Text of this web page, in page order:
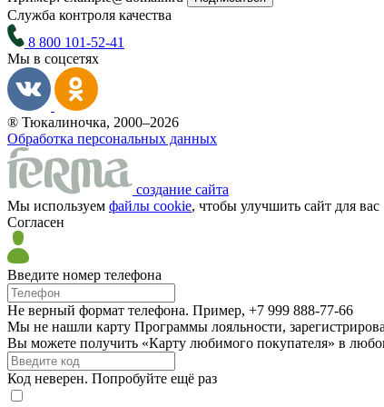
Служба контроля качества
8 800 101-52-41
Мы в соцсетях
® Тюкалиночка, 2000–2026
Обработка персональных данных
создание сайта
Мы используем файлы cookie, чтобы улучшить сайт для вас
Согласен
Введите номер телефона
Не верный формат телефона. Пример, +7 999 888-77-66
Мы не нашли карту Программы лояльности,
Вы можете получить «Карту любимого покупателя» в
Код неверен. Попробуйте ещё раз